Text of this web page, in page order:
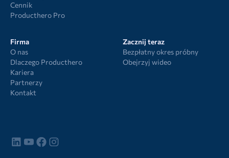
Cennik
Producthero Pro
Firma
O nas
Dlaczego Producthero
Kariera
Partnerzy
Kontakt
Zacznij teraz
Bezpłatny okres próbny
Obejrzyj wideo